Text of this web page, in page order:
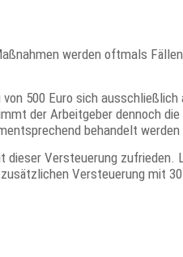
werden oftmals
500 Euro sich ausschließlich
der Arbeitgeber dennoch
behandelt werden
Versteuerung
Versteuerung mit